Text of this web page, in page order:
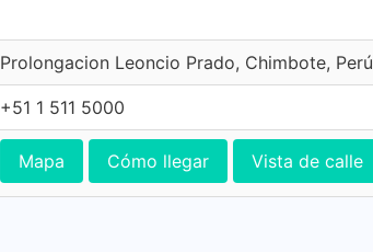
Prolongacion Leoncio Prado, Chimbote, Perú
+51 1 511 5000
Mapa Cómo llegar Vista de calle